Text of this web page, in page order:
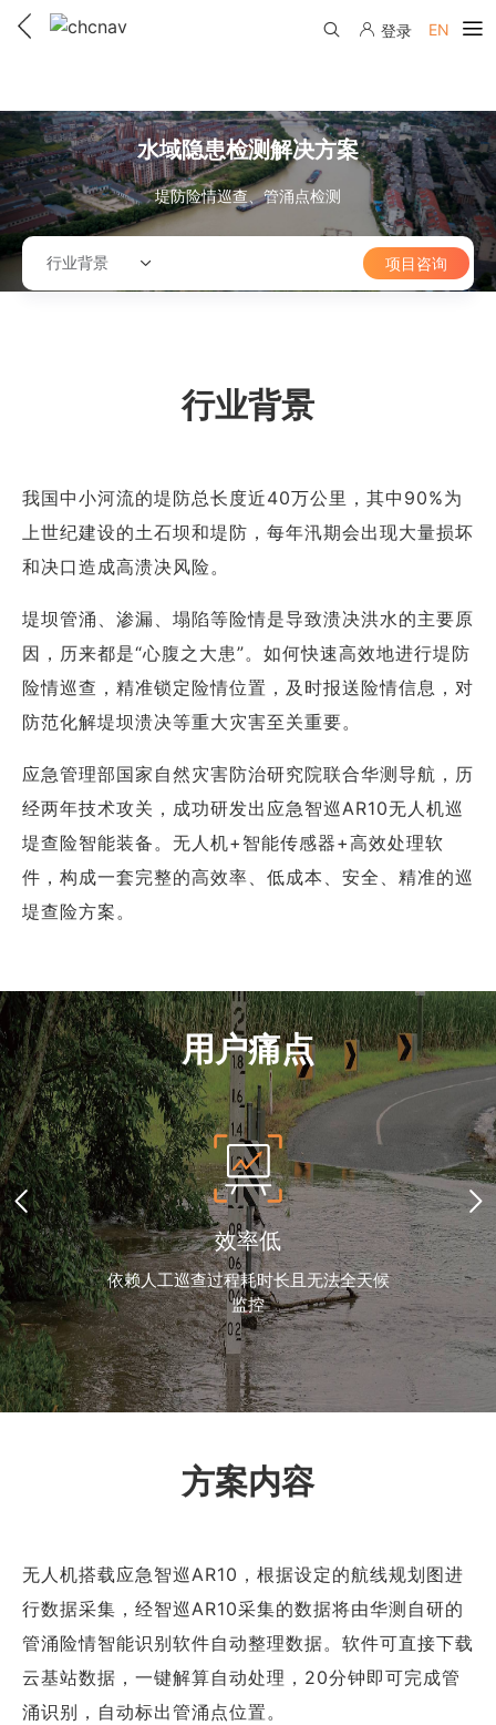
解决方案
服务与支持
下载中心
教学视频
帮助中心
测绘产品
三维智能
海洋测绘
精准农业
联系我们
国内分支机构
商业道德与反腐败政策
投资者关系
加入华测
登录 EN
水域隐患检测解决方案
堤防险情巡查、管涌点检测
行业背景 项目咨询
行业背景
我国中小河流的堤防总长度近40万公里，其中90%为
上世纪建设的土石坝和堤防，每年汛期会出现大量损坏
和决口造成高溃决风险。
堤坝管涌、渗漏、塌陷等险情是导致溃决洪水的主要原
因，历来都是“心腹之大患”。如何快速高效地进行堤防
险情巡查，精准锁定险情位置，及时报送险情信息，对
防范化解堤坝溃决等重大灾害至关重要。
应急管理部国家自然灾害防治研究院联合华测导航，历
经两年技术攻关，成功研发出应急智巡AR10无人机巡
堤查险智能装备。无人机+智能传感器+高效处理软
件，构成一套完整的高效率、低成本、安全、精准的巡
堤查险方案。
用户痛点
效率低
依赖人工巡查过程耗时长且无法全天候
监控
方案内容
无人机搭载应急智巡AR10，根据设定的航线规划图进
行数据采集，经智巡AR10采集的数据将由华测自研的
管涌险情智能识别软件自动整理数据。软件可直接下载
云基站数据，一键解算自动处理，20分钟即可完成管
涌识别，自动标出管涌点位置。